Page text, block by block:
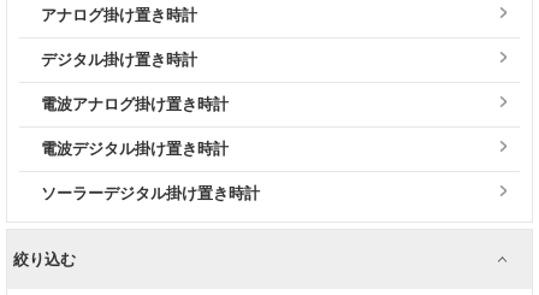
アナログ掛け置き時計
デジタル掛け置き時計
電波アナログ掛け置き時計
電波デジタル掛け置き時計
ソーラーデジタル掛け置き時計
絞り込む